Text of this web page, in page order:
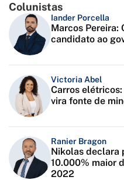
Colunistas
Iander Porcella
Marcos Pereira:
candidato ao
Victoria Abel
Carros
vira fonte de
Ranier Bragon
Nikolas declara
10.000% maior
2022